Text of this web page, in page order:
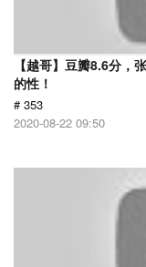
【越哥】豆瓣8.6分，
的性！
# 353
2020-08-22 09:50